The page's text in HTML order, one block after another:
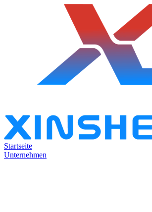
Startseite
Unternehmen